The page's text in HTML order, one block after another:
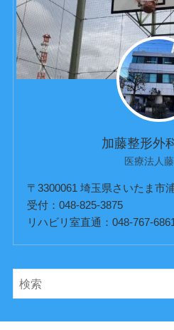
加藤整形外
医療法人
〒3300061 埼玉県さいたま市
受付：048-825-3875
リハビリ室直通：048-767-